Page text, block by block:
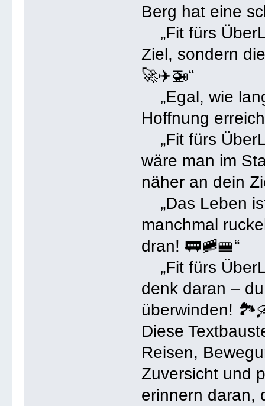
Berg hat eine
„Fit fürs
Ziel, sondern
🚀✈️🚁“
„Egal, wie
Hoffnung
„Fit fürs
wäre man im
näher an dein
„Das Leben
manchmal
dran! 🚃🚞🚝“
„Fit fürs
denk daran –
überwinden!
Diese
Reisen,
Zuversicht und
erinnern daran,